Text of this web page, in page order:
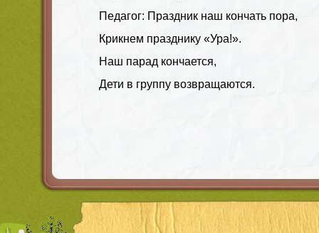
Педагог: Праздник наш кончать пора,
Крикнем празднику «Ура!».
Наш парад кончается,
Дети в группу возвращаются.